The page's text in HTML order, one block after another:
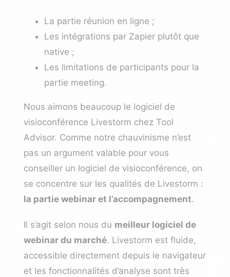
La partie réunion en ligne ;
Les intégrations par Zapier plutôt que
native ;
Les limitations de participants pour la
partie meeting.
Nous aimons beaucoup le logiciel de
visioconférence Livestorm chez Tool
Advisor. Comme notre chauvinisme n’est
pas un argument valable pour vous
conseiller un logiciel de visioconférence, on
se concentre sur les qualités de Livestorm :
la partie webinar et l’accompagnement.
Il s’agit selon nous du meilleur logiciel de
webinar du marché. Livestorm est fluide,
accessible directement depuis le navigateur
et les fonctionnalités d’analyse sont très